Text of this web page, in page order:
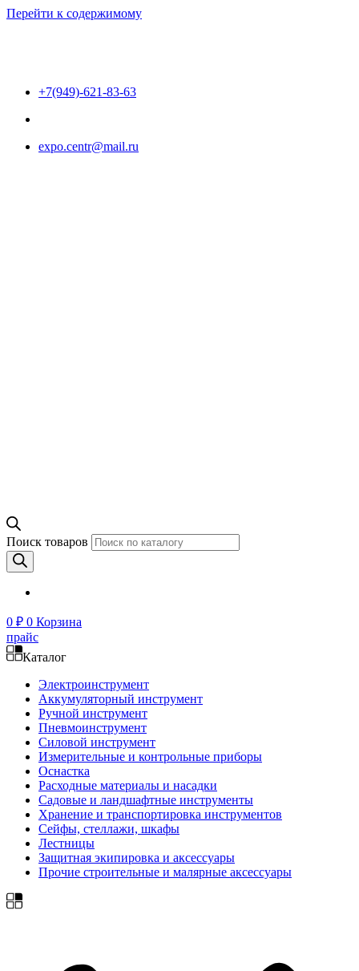
Перейти к содержимому
+7(949)-621-83-63
expo.centr@mail.ru
Поиск товаров
0 ₽ 0 Корзина
прайс
Каталог
Электроинструмент
Аккумуляторный инструмент
Ручной инструмент
Пневмоинструмент
Силовой инструмент
Измерительные и контрольные приборы
Оснастка
Расходные материалы и насадки
Садовые и ландшафтные инструменты
Хранение и транспортировка инструментов
Сейфы, стеллажи, шкафы
Лестницы
Защитная экипировка и аксессуары
Прочие строительные и малярные аксессуары